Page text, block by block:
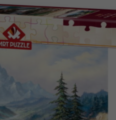
САЙТА / LIMBA SITE-ULUI
хотите просматривать наш
ați dori să vedeți site-ul nostru?
один раз, далее сохраним Ваш
singură dată, apoi vă vom salva alegerea